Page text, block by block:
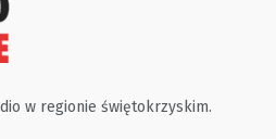
w regionie świętokrzyskim.